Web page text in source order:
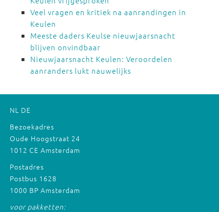
Veel vragen en kritiek na aanrandingen in
Keulen
Meeste daders Keulse nieuwjaarsnacht
blijven onvindbaar
Nieuwjaarsnacht Keulen: Veroordelen
aanranders lukt nauwelijks
NL DE
Bezoekadres
Oude Hoogstraat 24
1012 CE Amsterdam
Postadres
Postbus 1628
1000 BP Amsterdam
voor pakketten: